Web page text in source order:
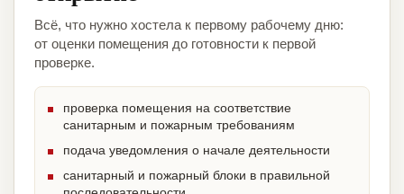
Всё, что нужно хостела к первому рабочему дню:
от оценки помещения до готовности к первой
проверке.
проверка помещения на соответствие
санитарным и пожарным требованиям
подача уведомления о начале деятельности
санитарный и пожарный блоки в правильной